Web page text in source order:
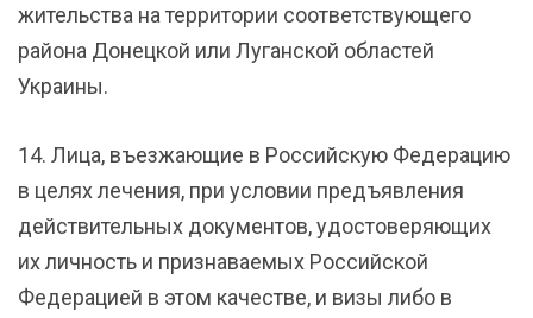
жительства на территории соответствующего
района Донецкой или Луганской областей
Украины.
14. Лица, въезжающие в Российскую Федерацию
в целях лечения, при условии предъявления
действительных документов, удостоверяющих
их личность и признаваемых Российской
Федерацией в этом качестве, и визы либо в